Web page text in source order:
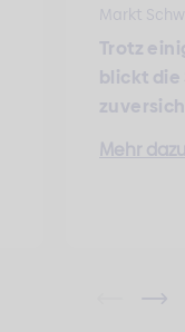
Markt
Trotz
blickt die
Mehr